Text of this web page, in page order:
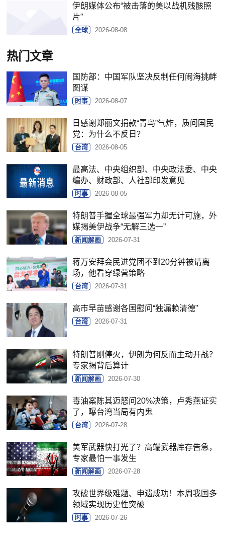
伊朗媒体公布“被击落的美以战机残骸照
片”
全球 2026-08-08
热门文章
国防部：中国军队坚决反制任何闹海挑衅
图谋
时事 2026-08-07
日感谢郑丽文捐款“青鸟”气炸，质问国民
党：为什么不反日？
台湾 2026-08-05
最高法、中央组织部、中央政法委、中央
编办、财政部、人社部印发意见
时事 2026-08-05
特朗普手握全球最强军力却无计可施，外
媒揭美伊战争“无解三选一”
新闻解画 2026-07-31
蒋万安拜会民进党团不到20分钟被请离
场，他看穿绿营策略
台湾 2026-07-31
高市早苗感谢各国慰问“独漏赖清德”
台湾 2026-07-31
特朗普刚停火，伊朗为何反而主动开战？
专家揭背后算计
新闻解画 2026-07-30
毒油案陈其迈怒问20%决策，卢秀燕证实
了，曝台湾当局有内鬼
台湾 2026-07-28
美军武器快打光了？高端武器库存告急，
专家最怕一事发生
新闻解画 2026-07-28
攻破世界级难题、申遗成功！本周我国多
领域实现历史性突破
时事 2026-07-26